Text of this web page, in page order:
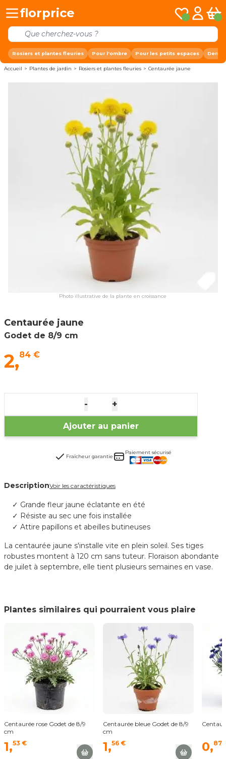
Allez au contenu
florprice Mes listes
Mon
Rosiers et plantes fleuries Pour l'ombre Pour les petits espaces
Accueil > Plantes de jardin > Rosiers et plantes fleuries > Centaurée jaune
Photo illustrative de la plante en croissance
Centaurée jaune
Godet de 8/9 cm
2,84 €
- +
Ajouter au panier
Fraîcheur garantie
Paiement sécurisé
DescriptionVoir les caractéristiques
Grande fleur jaune éclatante en été
Résiste au sec une fois installée
Attire papillons et abeilles butineuses
La centaurée jaune s'installe vite en plein soleil. Ses tiges
robustes montent à 120 cm sans tuteur. Floraison abondante
de juilet à septembre, elle tient plusieurs semaines en vase.
Plantes similaires qui pourraient vous plaire
Centaurée rose Godet de 8/9
cm
1,53 €
Centaurée bleue Godet de 8/9
cm
1,56 € 0,87